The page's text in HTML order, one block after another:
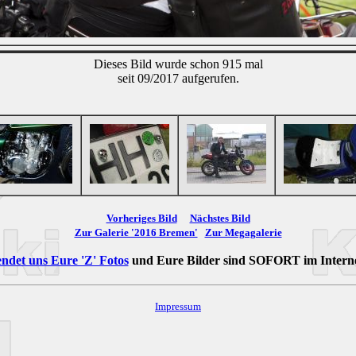
Dieses Bild wurde schon 915 mal
seit 09/2017 aufgerufen.
Vorheriges Bild
Nächstes Bild
Zur Galerie '2016 Bremen'
Zur Megagalerie
uns Eure 'Z' Fotosund Eure Bilder sind SOFORTim
Impressum